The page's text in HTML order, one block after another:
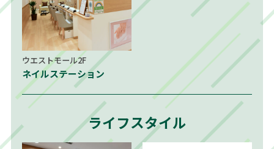
ウエストモール2F
ネイルステーション
ライフスタイル